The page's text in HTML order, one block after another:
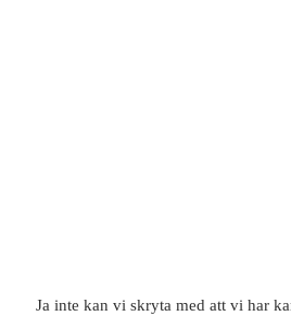
Ja inte kan vi skryta med att vi har